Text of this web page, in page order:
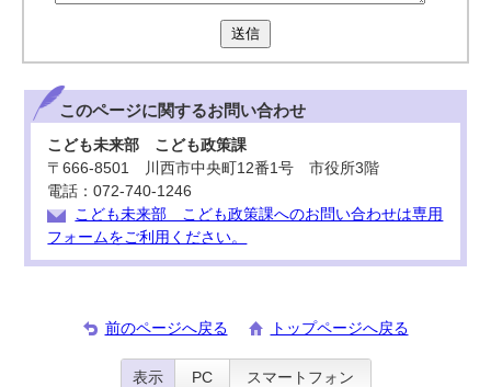
送信
このページに関するお問い合わせ
こども未来部 こども政策課
〒666-8501 川西市中央町12番1号 市役所3階
電話：072-740-1246
こども未来部 こども政策課へのお問い合わせは専用
フォームをご利用ください。
前のページへ戻る トップページへ戻る
表示 PC スマートフォン